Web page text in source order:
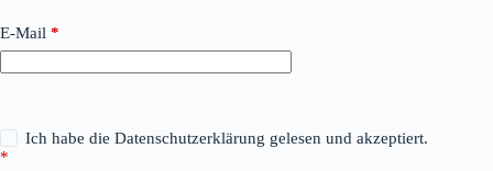
E-Mail *
Ich habe die Datenschutzerklärung gelesen und akzeptiert.
*